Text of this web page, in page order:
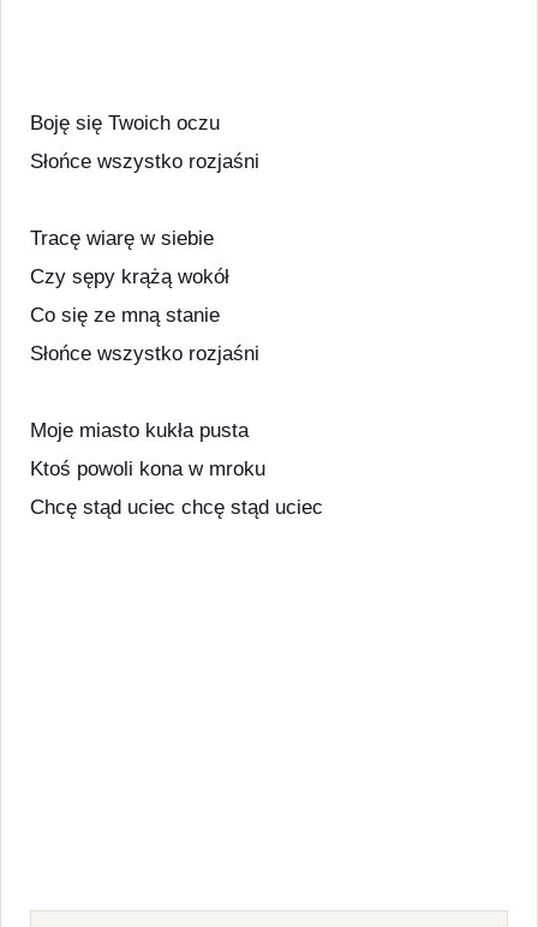
Boję się Twoich oczu
Słońce wszystko rozjaśni
Tracę wiarę w siebie
Czy sępy krążą wokół
Co się ze mną stanie
Słońce wszystko rozjaśni
Moje miasto kukła pusta
Ktoś powoli kona w mroku
Chcę stąd uciec chcę stąd uciec